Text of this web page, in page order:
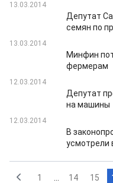
13.03.2014
Депутат
семян по
13.03.2014
Минфин
фермерам
12.03.2014
Депутат
на машины
12.03.2014
В
усмотрели
1 14 15